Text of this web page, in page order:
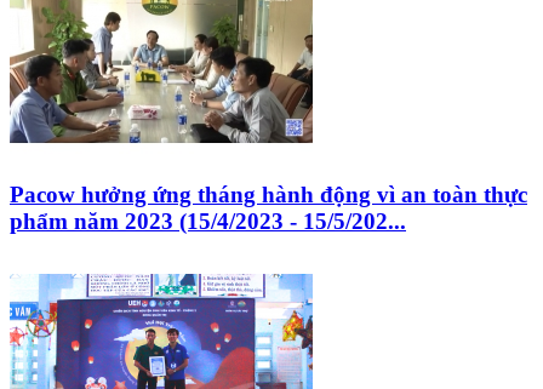
Pacow hưởng ứng tháng hành động vì an toàn thực
phẩm năm 2023 (15/4/2023 - 15/5/202...